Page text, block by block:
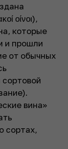
οίνοι),
которые
и прошли
от обычных
вина»
сортах,